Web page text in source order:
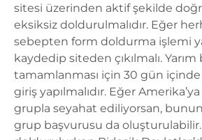
sitesi üzerinden aktif şekilde
eksiksiz doldurulmalıdır. Eğer
sebepten form doldurma işlemi
kaydedip siteden çıkılmalı. Yarım
tamamlanması için 30 gün
giriş yapılmalıdır. Eğer
grupla seyahat ediliyorsan,
grup başvurusu da